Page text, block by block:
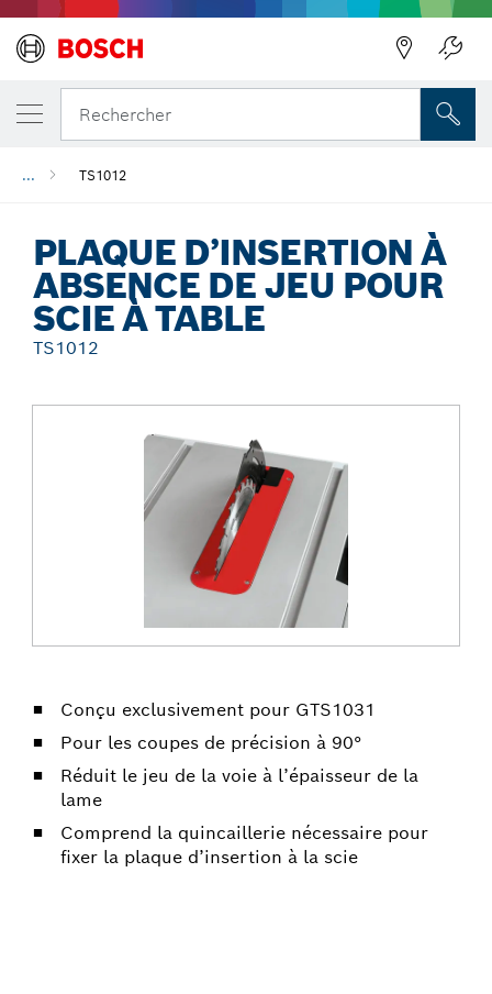
Rechercher
... TS1012
PLAQUE D’INSERTION À
ABSENCE DE JEU POUR
SCIE À TABLE
TS1012
Conçu exclusivement pour GTS1031
Pour les coupes de précision à 90°
Réduit le jeu de la voie à l’épaisseur de la
lame
Comprend la quincaillerie nécessaire pour
fixer la plaque d’insertion à la scie